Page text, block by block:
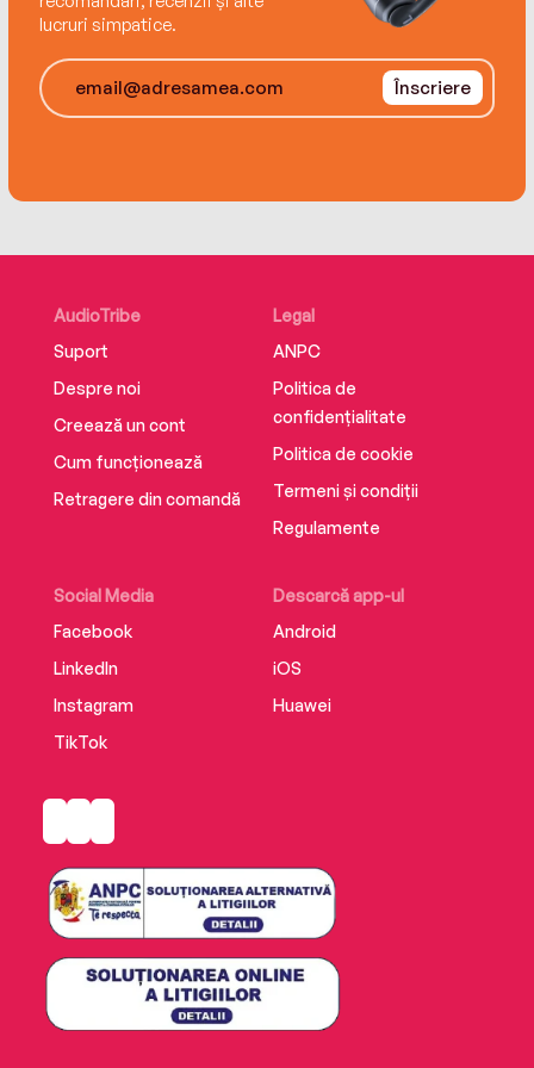
lucruri simpatice.
Înscriere
AudioTribe
Suport
Despre noi
Creează un cont
Cum funcționează
Retragere din comandă
Social Media
Facebook
LinkedIn
Instagram
TikTok
Descarcă app-ul
Android
iOS
Huawei
Legal
ANPC
Politica de
confidențialitate
Politica de cookie
Termeni și condiții
Regulamente